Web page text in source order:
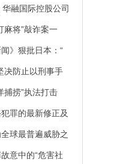
融国际控股公司
麻将”敲诈案一
》狠批日本：“
决防止以刑事手
捕捞”执法打击
罪的最新修正及
球最普遍威胁之
意中的“危害社